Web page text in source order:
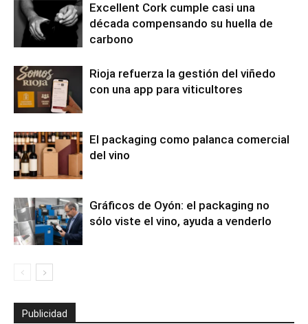
Excellent Cork cumple casi una
década compensando su huella de
carbono
Rioja refuerza la gestión del viñedo
con una app para viticultores
El packaging como palanca comercial
del vino
Gráficos de Oyón: el packaging no
sólo viste el vino, ayuda a venderlo
Publicidad